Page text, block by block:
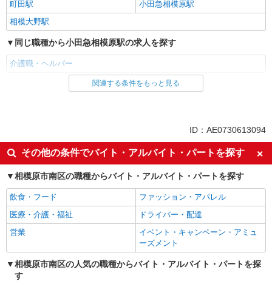
町田駅
小田急相模原駅
相模大野駅
同じ職種から小田急相模原駅の求人を探す
介護職・ヘルパー
同じ雇用形態から小田急相模原駅の求人を探す
入社日応相談
未経験歓迎
経験者・有資格者歓迎
新卒・第二新卒歓迎
女性活躍中
主婦・主夫歓迎
フリーター歓迎
学歴不問
ブランクOK
ミドル（40代～）活躍中
エルダー（50代～）活躍中
シニア（60代～）活躍中
高収入・高額
ボーナス・賞与あり
昇給あり
完全週休2日制
関連する条件をもっと見る
ID：AE0730613094
その他の条件でバイト・アルバイト・パートを探す
相模原市南区の職種からバイト・アルバイト・パートを探す
飲食・フード
ファッション・アパレル
医療・介護・福祉
ドライバー・配達
営業
イベント・キャンペーン・アミュ
ーズメント
相模原市南区の人気の職種からバイト・アルバイト・パートを探
す